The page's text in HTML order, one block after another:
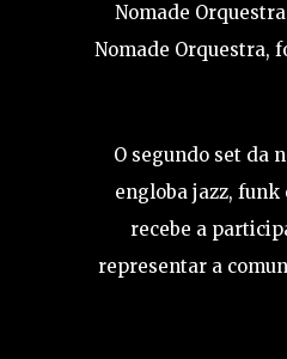
Nomade
Nomade Orquestra,
O segundo set da
engloba jazz,
recebe a
representar a